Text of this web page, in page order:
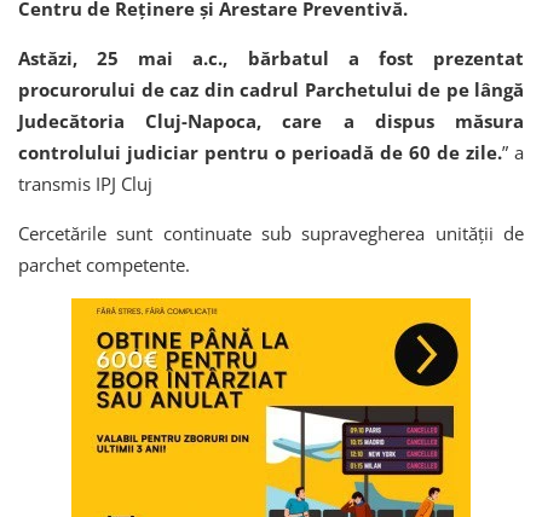
Centru de Reținere și Arestare Preventivă.
Astăzi, 25 mai a.c., bărbatul a fost prezentat
procurorului de caz din cadrul Parchetului de pe lângă
Judecătoria Cluj-Napoca, care a dispus măsura
controlului judiciar pentru o perioadă de 60 de zile.” a
transmis IPJ Cluj
Cercetările sunt continuate sub supravegherea unității de
parchet competente.